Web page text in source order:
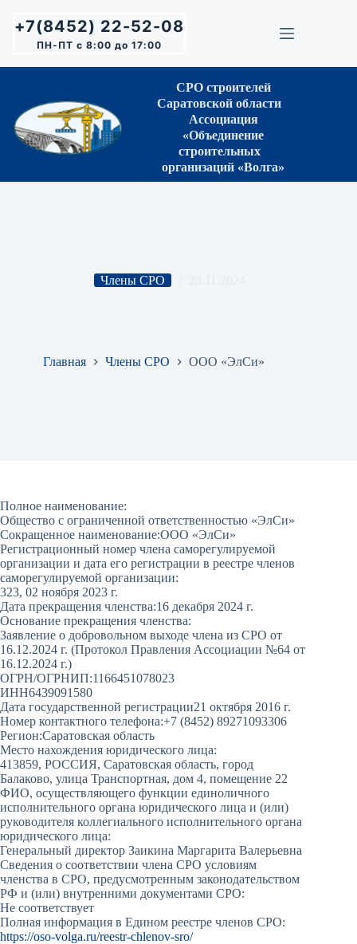
сути+7(8452) 22-52-08
ПН-ПТ с 8:00 до 17:00
СРО строителей
Саратовской области
Ассоциация
«Объединение
строительных
организаций «Волга»
Члены СРО
Главная Члены СРО ООО «ЭлСи»
Полное наименование:
Общество с ограниченной ответственностью «ЭлСи»
Сокращенное наименование:ООО «ЭлСи»
Регистрационный номер члена саморегулируемой
организации и дата его регистрации в реестре членов
саморегулируемой организации:
323, 02 ноября 2023 г.
Дата прекращения членства:16 декабря 2024 г.
Основание прекращения членства:
Заявление о добровольном выходе члена из СРО от
16.12.2024 г. (Протокол Правления Ассоциации №64 от
16.12.2024 г.)
ОГРН/ОГРНИП:1166451078023
ИНН6439091580
Дата государственной регистрации21 октября 2016 г.
Номер контактного телефона:+7 (8452) 89271093306
Регион:Саратовская область
Место нахождения юридического лица:
413859, РОССИЯ, Саратовская область, город
Балаково, улица Транспортная, дом 4, помещение 22
ФИО, осуществляющего функции единоличного
исполнительного органа юридического лица и (или)
руководителя коллегиального исполнительного органа
юридического лица:
Генеральный директор Заикина Маргарита Валерьевна
Сведения о соответствии члена СРО условиям
членства в СРО, предусмотренным законодательством
РФ и (или) внутренними документами СРО:
Не соответствует
Полная информация в Едином реестре членов СРО:
https://oso-volga.ru/reestr-chlenov-sro/